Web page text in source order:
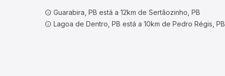
Guarabira, PB está a 12km de Sertãozinho, PB
Lagoa de Dentro, PB está a 10km de Pedro Régis, PB